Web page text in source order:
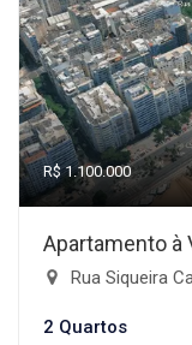
R$ 1.100.000
Apartamento à
Rua Siqueira
2 Quartos